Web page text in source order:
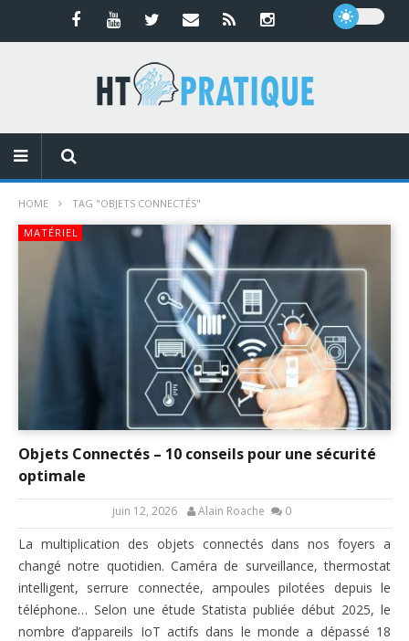
HOME TAG "OBJETS CONNECTÉS"
MATÉRIEL
Objets Connectés – 10 conseils pour une sécurité
optimale
juin 12, 2026 Alain Roache 0
La multiplication des objets connectés dans nos foyers a
changé notre quotidien. Caméra de surveillance, thermostat
intelligent, serrure connectée, ampoules pilotées depuis le
téléphone… Selon une étude Statista publiée début 2025, le
nombre d’appareils IoT actifs dans le monde a dépassé 18